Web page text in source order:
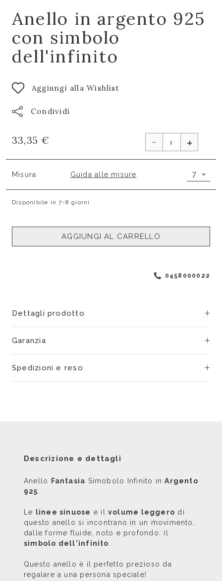
Anello in argento 925
con simbolo
dell'infinito
Aggiungi alla Wishlist
Condividi
33,35 € - +
Misura Guida alle misure 7
Disponibile in 7-8 giorni
AGGIUNGI AL CARRELLO
0458000022
Dettagli prodotto
Garanzia
Spedizioni e reso
Descrizione e dettagli
Anello Fantasia Simobolo Infinito inArgento
925
Le linee sinuose e il volume leggero di
questo anello si incontrano in un movimento,
dalle forme fluide, noto e profondo: il
simbolo dell'infinito
Questo anello è il perfetto prezioso da
regalare a una persona speciale!